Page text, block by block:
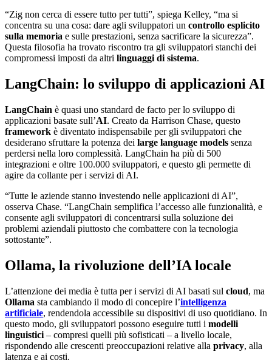
“Zig non cerca di essere tutto per tutti”, spiega Kelley, “ma si
concentra su una cosa: dare agli sviluppatori un controllo esplicito
sulla memoria e sulle prestazioni, senza sacrificare la sicurezza”.
Questa filosofia ha trovato riscontro tra gli sviluppatori stanchi dei
compromessi imposti da altri linguaggi di sistema.
LangChain: lo sviluppo di applicazioni AI
LangChain è quasi uno standard de facto per lo sviluppo di
applicazioni basate sull’AI. Creato da Harrison Chase, questo
framework è diventato indispensabile per gli sviluppatori che
desiderano sfruttare la potenza dei large language models senza
perdersi nella loro complessità. LangChain ha più di 500
integrazioni e oltre 100.000 sviluppatori, e questo gli permette di
agire da collante per i servizi di AI.
“Tutte le aziende stanno investendo nelle applicazioni di AI”,
osserva Chase. “LangChain semplifica l’accesso alle funzionalità, e
consente agli sviluppatori di concentrarsi sulla soluzione dei
problemi aziendali piuttosto che combattere con la tecnologia
sottostante”.
Ollama, la rivoluzione dell’IA locale
L’attenzione dei media è tutta per i servizi di AI basati sul cloud, ma
Ollama sta cambiando il modo di concepire l’intelligenza
artificiale, rendendola accessibile su dispositivi di uso quotidiano. In
questo modo, gli sviluppatori possono eseguire tutti i modelli
linguistici – compresi quelli più sofisticati – a livello locale,
rispondendo alle crescenti preoccupazioni relative alla privacy, alla
latenza e ai costi.